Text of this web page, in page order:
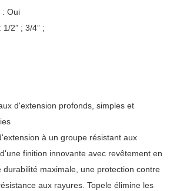
: Oui
2” ; 3/4” ;
d'extension profonds, simples et
à un groupe résistant aux
finition innovante avec revêtement en
durabilité maximale, une protection contre
aux rayures. Topele élimine les